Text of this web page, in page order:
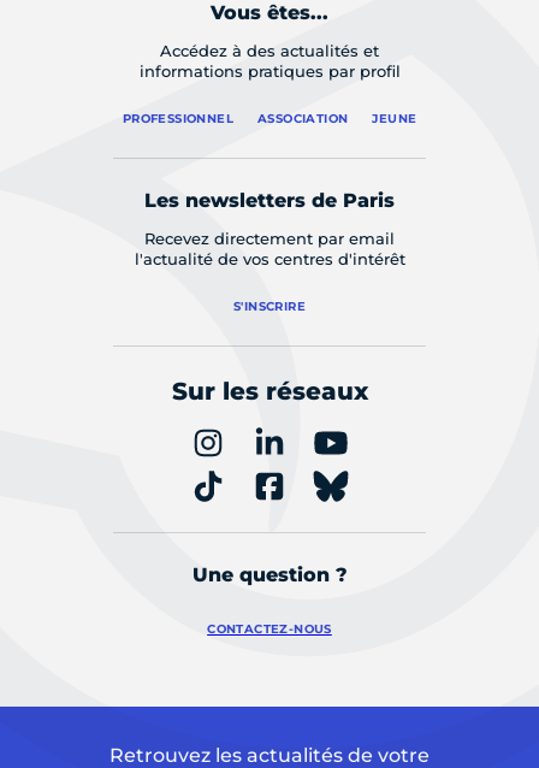
Vous êtes...
Accédez à des actualités et
informations pratiques par profil
PROFESSIONNEL ASSOCIATION JEUNE
Les newsletters de Paris
Recevez directement par email
l'actualité de vos centres d'intérêt
S'INSCRIRE
Sur les réseaux
Une question ?
CONTACTEZ-NOUS
Retrouvez les actualités de votre